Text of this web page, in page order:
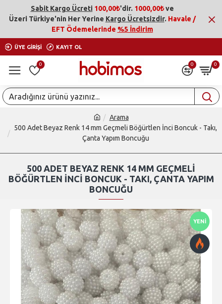
Sabit Kargo Ücreti 100,00₺'dir. 1000,00₺ve
Üzeri Türkiye'nin Her Yerine Kargo Ücretsizdir. Havale /
EFT Ödemelerinde %5 İndirim
ÜYE GIRIŞI KAYIT OL
0 0 0
Arama
500 Adet Beyaz Renk 14 mm Geçmeli Böğürtlen İnci Boncuk - Takı,
Çanta Yapım Boncuğu
500 ADET BEYAZ RENK 14 MM GEÇMELI
BÖĞÜRTLEN İNCI BONCUK - TAKI, ÇANTA YAPIM
BONCUĞU
YENI